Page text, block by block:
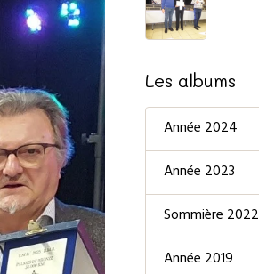
Les albums
Année 2024
Année 2023
Sommière 2022
Année 2019